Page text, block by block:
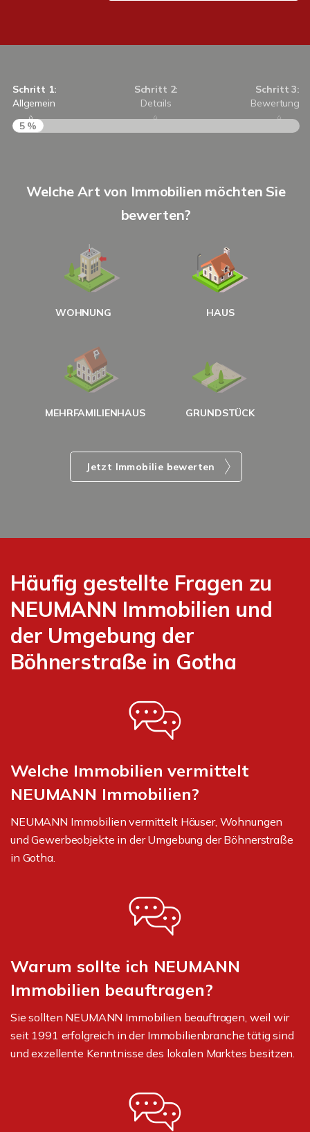
Schritt 1:
Allgemein
Schritt 2:
Details
Schritt 3:
Bewertung
5 %
Welche Art von Immobilien möchten Sie
bewerten?
WOHNUNG HAUS
MEHRFAMILIENHAUS GRUNDSTÜCK
Jetzt Immobilie bewerten
Häufig gestellte Fragen zu
NEUMANN Immobilien und
der Umgebung der
Böhnerstraße in Gotha
Welche Immobilien vermittelt
NEUMANN Immobilien?
NEUMANN Immobilien vermittelt Häuser, Wohnungen
und Gewerbeobjekte in der Umgebung der Böhnerstraße
in Gotha.
Warum sollte ich NEUMANN
Immobilien beauftragen?
Sie sollten NEUMANN Immobilien beauftragen, weil wir
seit 1991 erfolgreich in der Immobilienbranche tätig sind
und exzellente Kenntnisse des lokalen Marktes besitzen.